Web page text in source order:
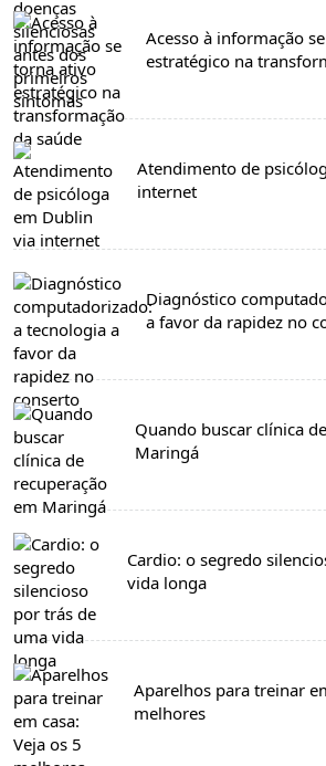
Acesso à informação
estratégico na
Atendimento de
internet
Diagnóstico
a favor da rapidez no
Quando buscar clínica
Maringá
Cardio: o segredo
vida longa
Aparelhos para treinar
melhores